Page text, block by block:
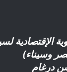
الإقتصادية
وسيناء)
درغام